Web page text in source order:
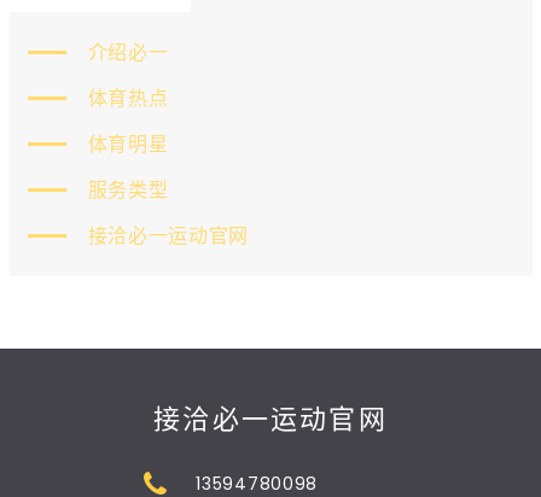
介绍必一
体育热点
体育明星
服务类型
接洽必一运动官网
接洽必一运动官网
13594780098